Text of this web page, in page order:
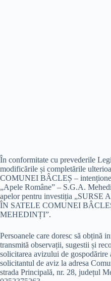
În conformitate cu prevederile
modificările și completările
COMUNEI BÂCLEȘ –
„Apele Române” – S.G.A.
apelor pentru investiția
ÎN SATELE COMUNEI
MEHEDINȚI”.
Persoanele care doresc să obțină
transmită observații, sugestii și
solicitarea avizului de gospodărire
solicitantul de aviz la adresa
strada Principală, nr. 28, județul